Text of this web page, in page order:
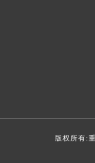
版权所有: